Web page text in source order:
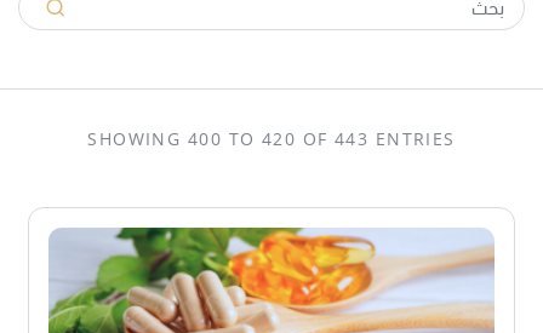
SHOWING 400 TO 420 OF 443 ENTRIES